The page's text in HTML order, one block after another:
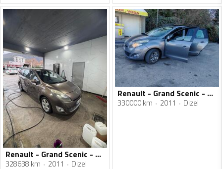
Renault - Grand Scenic - 1.9 DCI
328638 km 2011 Dizel
Renault - Grand Scenic - 1.5 DCI
330000 km 2011 Dizel